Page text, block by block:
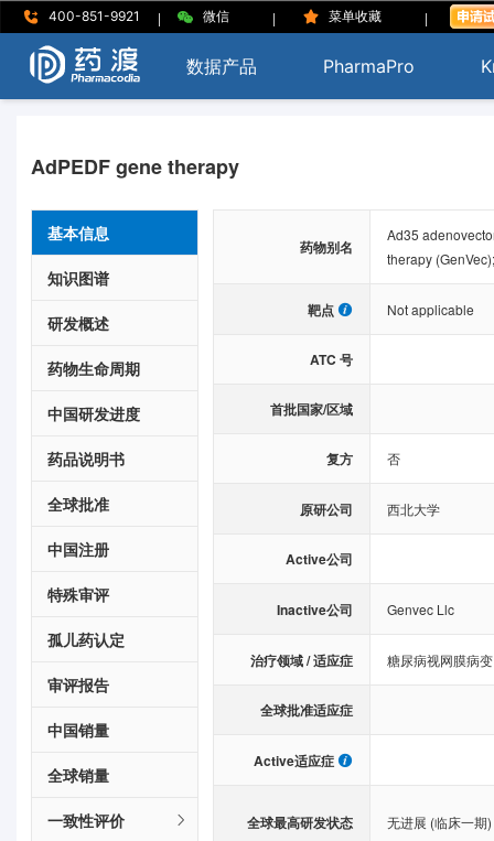
400-851-9921 | 微信 | 菜单收藏 |
数据产品 PharmaPro
AdPEDF gene therapy
基本信息
知识图谱
研发概述
药物生命周期
中国研发进度
药品说明书
全球批准
中国注册
特殊审评
孤儿药认定
审评报告
中国销量
全球销量
一致性评价
药物别名
Ad35
therapy
靶点 Not applicable
ATC 号
首批国家/区域
复方 否
原研公司 西北大学
Active公司
Inactive公司 Genvec Llc
治疗领域 / 适应症 糖尿病视网膜病变
全球批准适应症
Active适应症
全球最高研发状态 无进展 (临床一期)